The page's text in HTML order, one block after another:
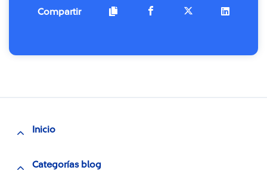
Compartir
Inicio
Categorías blog